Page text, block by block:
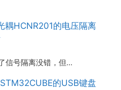
耦HCNR201的电压隔离
信号隔离没错，但…
的USB键盘